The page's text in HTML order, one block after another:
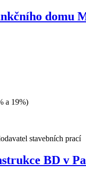
domu
a 19%)
stavebních prací
BD v